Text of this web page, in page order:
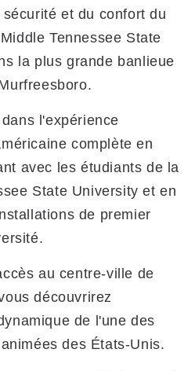
et du confort du
Tennessee State
la plus grande banlieue
l'expérience
complète en
avec les étudiants de la
State University et en
de premier
au centre-ville de
découvrirez
de l'une des
des États-Unis.